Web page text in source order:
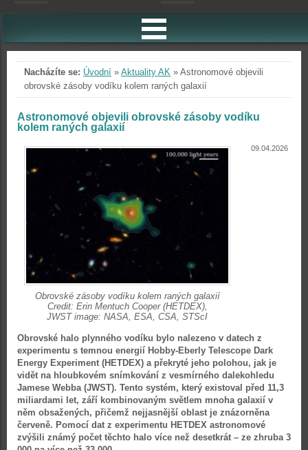
Nacházíte se: Úvodní » Aktuality AK » Astronomové objevili
obrovské zásoby vodíku kolem raných galaxií
Astronomové objevili obrovské zásoby vodíku
kolem raných galaxií
09.04.2026
Obrovské zásoby vodíku kolem raných galaxií
Credit: Erin Mentuch Cooper (HETDEX),
JWST image: NASA, ESA, CSA, STScI
Obrovské halo plynného vodíku bylo nalezeno v datech z
experimentu s temnou energií Hobby-Eberly Telescope Dark
Energy Experiment (HETDEX) a překryté jeho polohou, jak je
vidět na hloubkovém snímkování z vesmírného dalekohledu
Jamese Webba (JWST). Tento systém, který existoval před 11,3
miliardami let, září kombinovaným světlem mnoha galaxií v
něm obsažených, přičemž nejjasnější oblast je znázorněna
červeně. Pomocí dat z experimentu HETDEX astronomové
zvýšili známý počet těchto halo více než desetkrát – ze zhruba 3